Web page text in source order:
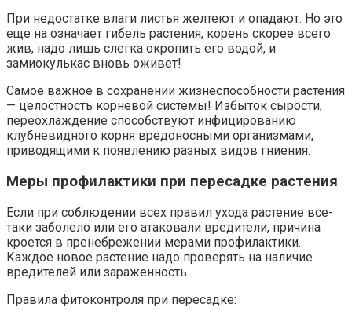
При недостатке влаги листья желтеют и опадают. Но это
еще на означает гибель растения, корень скорее всего
жив, надо лишь слегка окропить его водой, и
замиокулькас вновь оживет!
Самое важное в сохранении жизнеспособности растения
— целостность корневой системы! Избыток сырости,
переохлаждение способствуют инфицированию
клубневидного корня вредоносными организмами,
приводящими к появлению разных видов гниения.
Меры профилактики при пересадке растения
Если при соблюдении всех правил ухода растение все-
таки заболело или его атаковали вредители, причина
кроется в пренебрежении мерами профилактики.
Каждое новое растение надо проверять на наличие
вредителей или зараженность.
Правила фитоконтроля при пересадке: